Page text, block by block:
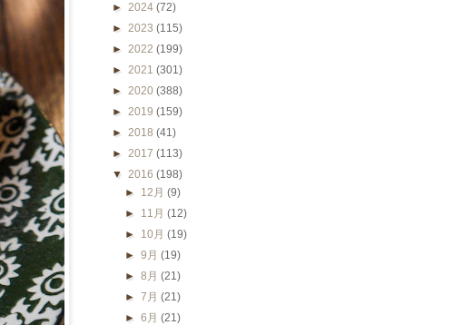
► 2024 (72)
► 2023 (115)
► 2022 (199)
► 2021 (301)
► 2020 (388)
► 2019 (159)
► 2018 (41)
► 2017 (113)
▼ 2016 (198)
► 12月(9)
► 11月(12)
► 10月(19)
►9月(19)
►8月(21)
►7月(21)
►6月(21)